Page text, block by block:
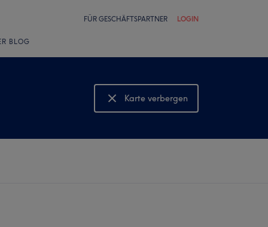
FÜR GESCHÄFTSPARTNER LOGIN
BLOG
Karte verbergen
Karte anzeigen